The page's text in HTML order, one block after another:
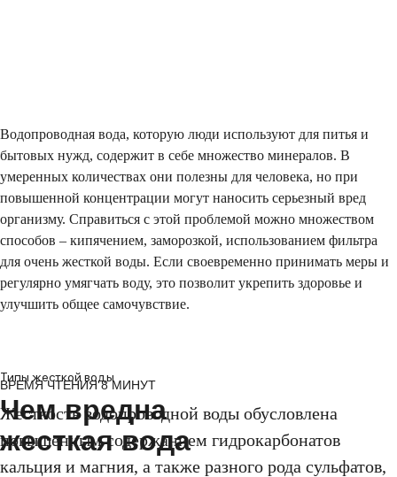
ВРЕМЯ ЧТЕНИЯ 8 МИНУТ
Чем вредна
жесткая вода
Водопроводная вода, которую люди используют для питья и
бытовых нужд, содержит в себе множество минералов. В
умеренных количествах они полезны для человека, но при
повышенной концентрации могут наносить серьезный вред
организму. Справиться с этой проблемой можно множеством
способов – кипячением, заморозкой, использованием фильтра
для очень жесткой воды. Если своевременно принимать меры и
регулярно умягчать воду, это позволит укрепить здоровье и
улучшить общее самочувствие.
Типы жесткой воды
Жесткость водопроводной воды обусловлена
повышенным содержанием гидрокарбонатов
кальция и магния, а также разного рода сульфатов,